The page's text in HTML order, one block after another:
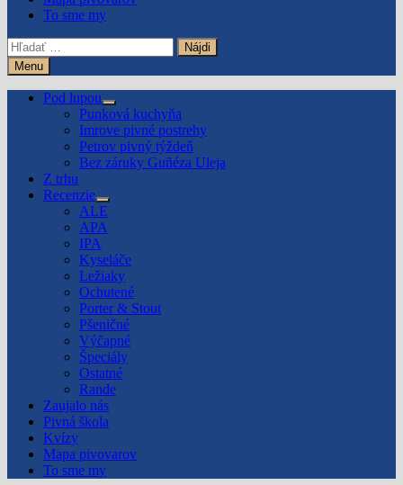
To sme my
Hľadať:
Menu
Pod lupou
Show
sub
menu
Punková kuchyňa
Imrove pivné postrehy
Petrov pivný týždeň
Bez záruky Guñéza Uleja
Z trhu
Recenzie
Show
sub
menu
ALE
APA
IPA
Kyseláče
Ležiaky
Ochutené
Porter & Stout
Pšeničné
Výčapné
Špeciály
Ostatné
Rande
Zaujalo nás
Pivná škola
Kvízy
Mapa pivovarov
To sme my